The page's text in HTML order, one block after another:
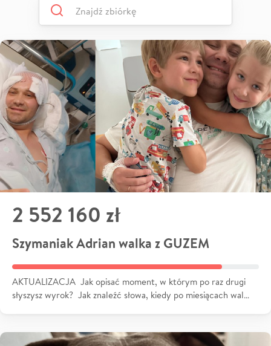
2 552 160 zł
Szymaniak Adrian walka z GUZEM
AKTUALIZACJA Jak opisać moment, w którym po raz drugi
słyszysz wyrok? Jak znaleźć słowa, kiedy po miesiącach wal…